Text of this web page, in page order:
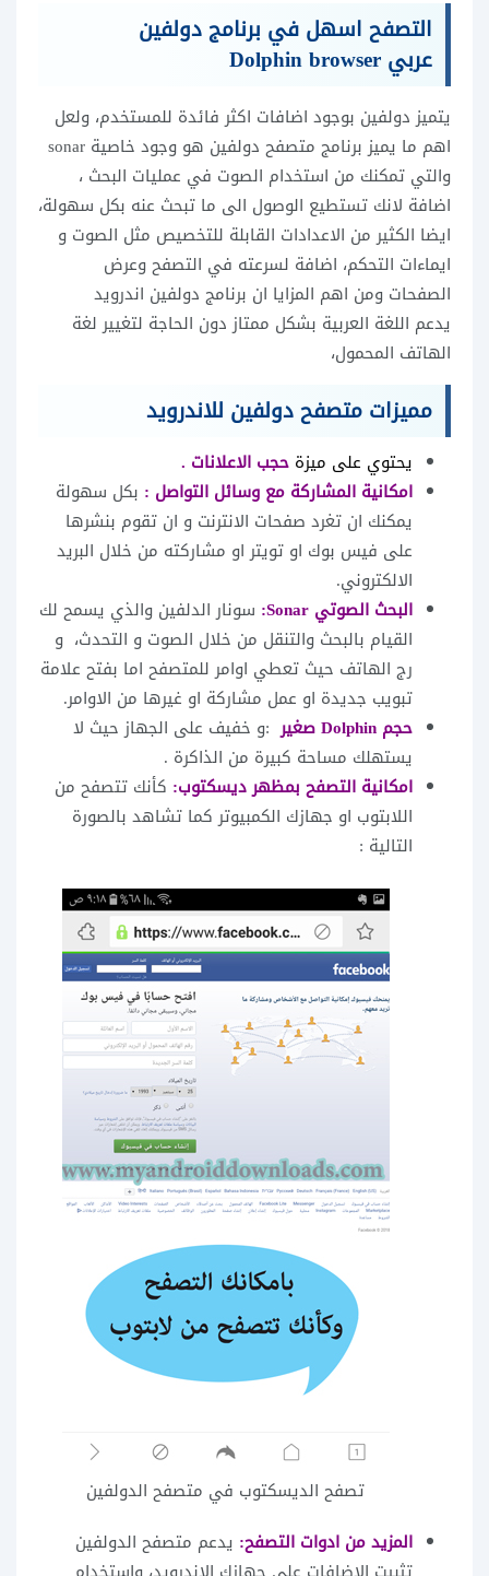
التصفح اسهل في برنامج دولفين
عربي Dolphin browser
يتميز دولفين بوجود اضافات اكثر فائدة للمستخدم، ولعل
اهم ما يميز برنامج متصفح دولفين هو وجود خاصية sonar
والتي تمكنك من استخدام الصوت في عمليات البحث ،
اضافة لانك تستطيع الوصول الى ما تبحث عنه بكل سهولة،
ايضا الكثير من الاعدادات القابلة للتخصيص مثل الصوت و
ايماءات التحكم، اضافة لسرعته في التصفح وعرض
الصفحات ومن اهم المزايا ان برنامج دولفين اندرويد
يدعم اللغة العربية بشكل ممتاز دون الحاجة لتغيير لغة
الهاتف المحمول،
مميزات متصفح دولفين للاندرويد
يحتوي على ميزة حجب الاعلانات .
امكانية المشاركة مع وسائل التواصل : بكل سهولة
يمكنك ان تغرد صفحات الانترنت و ان تقوم بنشرها
على فيس بوك او تويتر او مشاركته من خلال البريد
الالكتروني.
البحث الصوتي Sonar:
سونار الدلفين والذي يسمح لك
القيام بالبحث والتنقل من خلال الصوت و التحدث، و
رج الهاتف حيث تعطي اوامر للمتصفح اما بفتح علامة
تبويب جديدة او عمل مشاركة او غيرها من الاوامر.
حجم Dolphin صغير
:و خفيف على الجهاز حيث لا
يستهلك مساحة كبيرة من الذاكرة .
امكانية التصفح بمظهر ديسكتوب: كأنك تتصفح من
اللابتوب او جهازك الكمبيوتر كما تشاهد بالصورة
التالية :
تصفح الديسكتوب في متصفح الدولفين
المزيد من ادوات التصفح: يدعم متصفح الدولفين